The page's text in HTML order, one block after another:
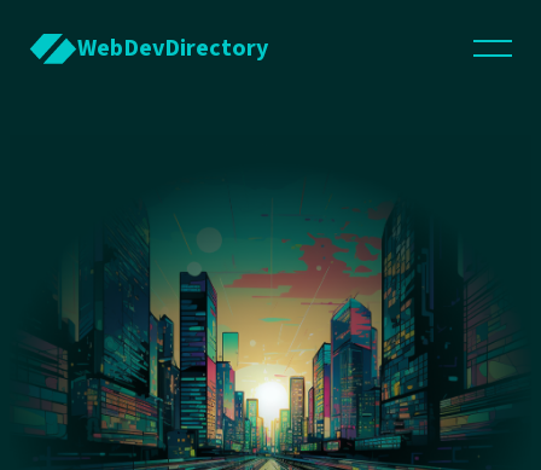
WebDevDirectory